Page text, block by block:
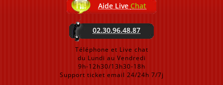
Aide Live Chat
02.30.96.48.87
Téléphone et Live chat
du Lundi au Vendredi
9h-12h30/13h30-18h
Support ticket email 24/24h 7/7j